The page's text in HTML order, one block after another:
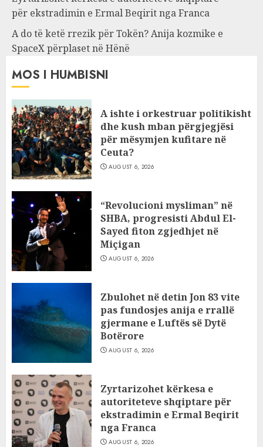
për ekstradimin e Ermal Beqirit nga Franca
A do të ketë rrezik për Tokën? Anija kozmike e
SpaceX përplaset në Hënë
MOS I HUMBISNI
A ishte i orkestruar politikisht
dhe kush mban përgjegjësi
për mësymjen kufitare në
Ceuta?
AUGUST 6, 2026
“Revolucioni mysliman” në
SHBA, progresisti Abdul El-
Sayed fiton zgjedhjet në
Miçigan
AUGUST 6, 2026
Zbulohet në detin Jon 83 vite
pas fundosjes anija e rrallë
gjermane e Luftës së Dytë
Botërore
AUGUST 6, 2026
Zyrtarizohet kërkesa e
autoriteteve shqiptare për
ekstradimin e Ermal Beqirit
nga Franca
AUGUST 6, 2026